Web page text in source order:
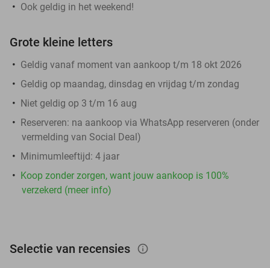
Ook geldig in het weekend!
Grote kleine letters
Geldig vanaf moment van aankoop t/m 18 okt 2026
Geldig op maandag, dinsdag en vrijdag t/m zondag
Niet geldig op 3 t/m 16 aug
Reserveren: na aankoop via WhatsApp reserveren (onder
vermelding van Social Deal)
Minimumleeftijd: 4 jaar
Koop zonder zorgen, want jouw aankoop is 100%
verzekerd (meer info)
Selectie van recensies info_outlined